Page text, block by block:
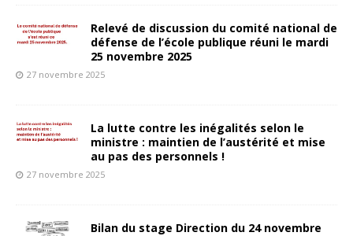
Relevé de discussion du comité national de
défense de l’école publique réuni le mardi
25 novembre 2025
27 novembre 2025
La lutte contre les inégalités selon le
ministre : maintien de l’austérité et mise
au pas des personnels !
27 novembre 2025
Bilan du stage Direction du 24 novembre